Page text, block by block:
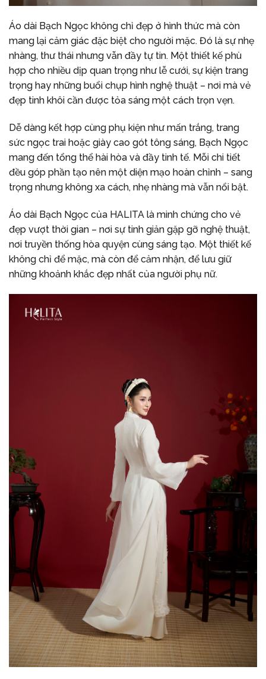
Áo dài Bạch Ngọc không chỉ đẹp ở hình thức mà còn
mang lại cảm giác đặc biệt cho người mặc. Đó là sự nhẹ
nhàng, thư thái nhưng vẫn đầy tự tin. Một thiết kế phù
hợp cho nhiều dịp quan trọng như lễ cưới, sự kiện trang
trọng hay những buổi chụp hình nghệ thuật – nơi mà vẻ
đẹp tinh khôi cần được tỏa sáng một cách trọn vẹn.
Dễ dàng kết hợp cùng phụ kiện như mấn trắng, trang
sức ngọc trai hoặc giày cao gót tông sáng, Bạch Ngọc
mang đến tổng thể hài hòa và đầy tinh tế. Mỗi chi tiết
đều góp phần tạo nên một diện mạo hoàn chỉnh – sang
trọng nhưng không xa cách, nhẹ nhàng mà vẫn nổi bật.
Áo dài Bạch Ngọc của HALITA là minh chứng cho vẻ
đẹp vượt thời gian – nơi sự tinh giản gặp gỡ nghệ thuật,
nơi truyền thống hòa quyện cùng sáng tạo. Một thiết kế
không chỉ để mặc, mà còn để cảm nhận, để lưu giữ
những khoảnh khắc đẹp nhất của người phụ nữ.